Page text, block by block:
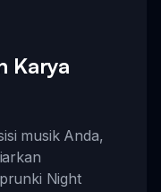
Karya
musik Anda,
Night